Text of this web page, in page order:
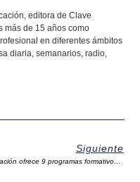
editora de Clave
más de 15 años como
en diferentes ámbitos
diaria, semanarios, radio,
Siguiente
Diputación ofrece 9 programas formativos gratuitos ‘online’ para la mejora de la competitividad